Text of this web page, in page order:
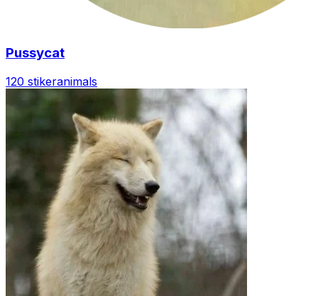
Pussycat
120 stikeranimals